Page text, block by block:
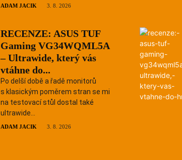
ADAM JACIK 3. 8. 2026
RECENZE: ASUS TUF
Gaming VG34WQML5A
– Ultrawide, který vás
vtáhne do...
Po delší době a řadě monitorů
s klasickým poměrem stran se mi
na testovací stůl dostal také
ultrawide...
ADAM JACIK 3. 8. 2026